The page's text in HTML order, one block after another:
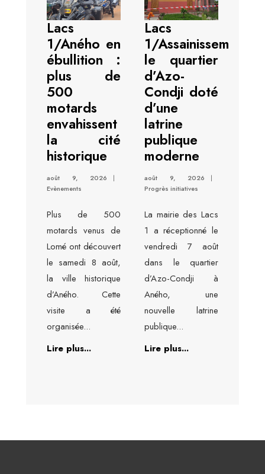
Lacs
1/Aného en
ébullition :
plus de
500
motards
envahissent
la cité
historique
août 9, 2026
|
Evènements
Plus de 500
motards venus de
Lomé ont découvert
le samedi 8 août,
la ville historique
d’Aného. Cette
visite a été
organisée...
Lire plus...
Lacs
1/Assainissement :
le quartier
d’Azo-
Condji doté
d’une
latrine
publique
moderne
août 9, 2026
|
Progrès initiatives
La mairie des Lacs
1 a réceptionné le
vendredi 7 août
dans le quartier
d’Azo-Condji à
Aného, une
nouvelle latrine
publique...
Lire plus...